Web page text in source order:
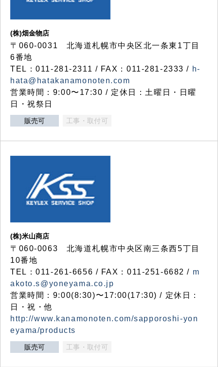
(株)畑金物店
〒060-0031 北海道札幌市中央区北一条東1丁目
6番地
TEL：011-281-2311 / FAX：011-281-2333 / h-
hata@hatakanamonoten.com
営業時間：9:00〜17:30 / 定休日：土曜日・日曜
日・祝祭日
販売可 工事・取付可
(株)米山商店
〒060-0063 北海道札幌市中央区南三条西5丁目
10番地
TEL：011-261-6656 / FAX：011-251-6682 / m
akoto.s@yoneyama.co.jp
営業時間：9:00(8:30)〜17:00(17:30) / 定休日：
日・祝・他
http://www.kanamonoten.com/sapporoshi-yon
eyama/products
販売可 工事・取付可